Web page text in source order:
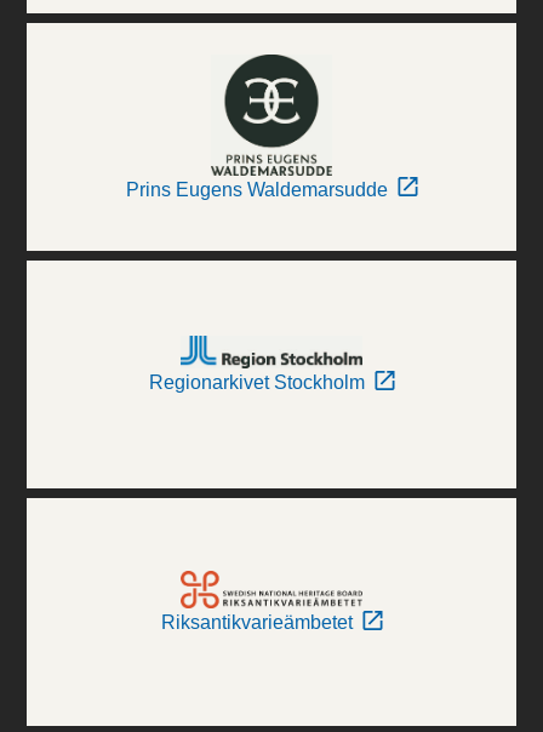
Prins Eugens Waldemarsudde
Regionarkivet Stockholm
Riksantikvarieämbetet